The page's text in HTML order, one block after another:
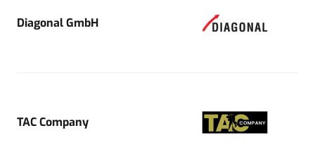
Diagonal GmbH
TAC Company